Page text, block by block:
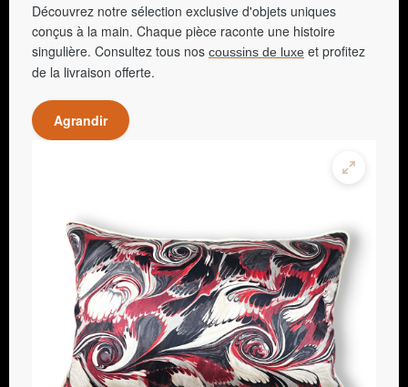
Découvrez notre sélection exclusive d'objets uniques
conçus à la main. Chaque pièce raconte une histoire
singulière. Consultez tous nos coussins de luxe et profitez
de la livraison offerte.
Agrandir